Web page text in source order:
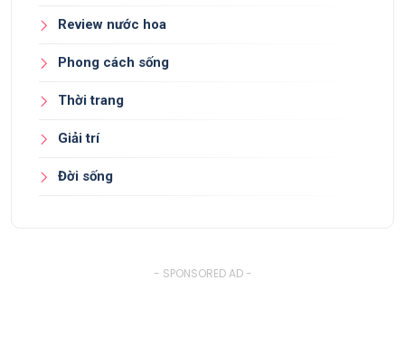
Review nước hoa
Phong cách sống
Thời trang
Giải trí
Đời sống
- SPONSORED AD -